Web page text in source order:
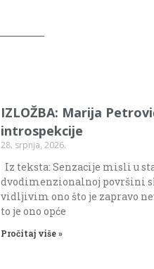
IZLOŽBA: Marija
introspekcije
28. srpnja, 2026.
Iz teksta: Senzacije misli u
dvodimenzionalnoj površini
vidljivim ono što je zapravo
to je ono opće
Pročitaj više »